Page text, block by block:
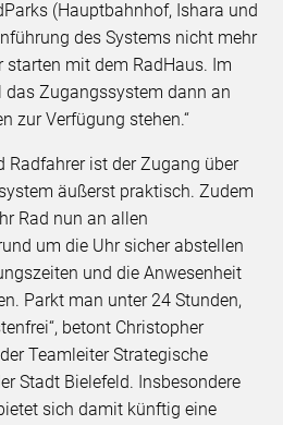
(Hauptbahnhof, Ishara und
des Systems nicht mehr
starten mit dem RadHaus. Im
das Zugangssystem dann an
zur Verfügung stehen.“
Radfahrer ist der Zugang über
äußerst praktisch. Zudem
Rad nun an allen
um die Uhr sicher abstellen
und die Anwesenheit
Parkt man unter 24 Stunden,
betont Christopher
Teamleiter Strategische
Stadt Bielefeld. Insbesondere
sich damit künftig eine